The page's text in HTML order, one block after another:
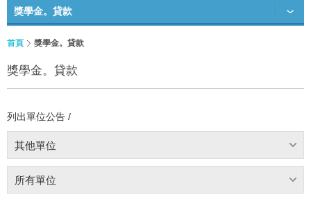
獎學金。貸款
首頁 獎學金。貸款
獎學金。貸款
列出單位公告 /
其他單位
所有單位